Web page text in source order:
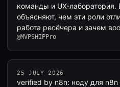
команды и UX-лаборатория.
объясняют, чем эти роли
работа ресёчера и зачем
@MVPSHIPPro
25 JULY 2026
verified by n8n: ноду для n8n